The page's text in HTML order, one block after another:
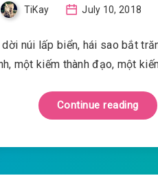
TiKay July 10, 2018
núi lấp biển, hái sao bắt
một kiếm thành đạo, một
Continue reading